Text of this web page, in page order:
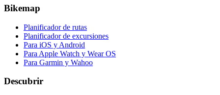
Bikemap
Planificador de rutas
Planificador de excursiones
Para iOS y Android
Para Apple Watch y Wear OS
Para Garmin y Wahoo
Descubrir